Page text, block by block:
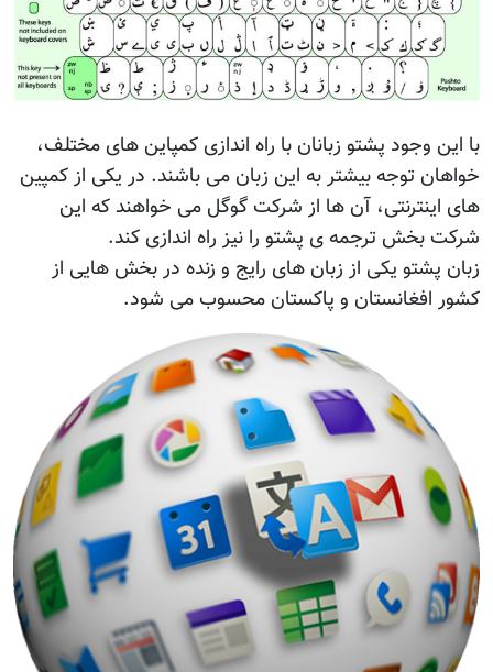
با این وجود پشتو زبانان با راه اندازی کمپاین های مختلف،
خواهان توجه بیشتر به این زبان می باشند. در یکی از کمپین
های اینترنتی، آن ها از شرکت گوگل می خواهند که این
شرکت بخش ترجمه ی پشتو را نیز راه اندازی کند.
زبان پشتو یکی از زبان های رایج و زنده در بخش هایی از
کشور افغانستان و پاکستان محسوب می شود.